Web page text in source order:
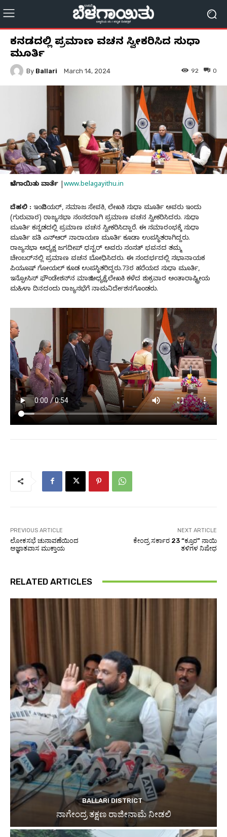
ಕನ್ನಡದಲ್ಲಿ ಪ್ರಮಾಣ ವಚನ ಸ್ವೀಕರಿಸಿದ ಸುಧಾ
ಮೂರ್ತಿ
By Ballari March 14, 2024 0
92
ಬೆಳಗಾಯಿತು ವಾರ್ತೆ www.belagayithu.in
ದೆಹಲಿ : ಇಂಜಿನಿಯರ್, ಸಮಾಜ ಸೇವಕಿ, ಲೇಖಕಿ ಸುಧಾ ಮೂರ್ತಿ ಅವರು ಇಂದು
(ಗುರುವಾರ) ರಾಜ್ಯಸಭಾ ಸಂಸದರಾಗಿ ಪ್ರಮಾಣ ವಚನ ಸ್ವೀಕರಿಸಿದರು. ಸುಧಾ
ಮೂರ್ತಿ ಕನ್ನಡದಲ್ಲಿ ಪ್ರಮಾಣ ವಚನ ಸ್ವೀಕರಿಸಿದ್ದಾರೆ. ಈ ಸಮಾರಂಭಕ್ಕೆ ಸುಧಾ
ಮೂರ್ತಿ ಪತಿ ಎನ್‌ಆರ್ ನಾರಾಯಣ ಮೂರ್ತಿ ಕೂಡಾ ಉಪಸ್ಥಿತರಾಗಿದ್ದರು.
ರಾಜ್ಯಸಭಾ ಅಧ್ಯಕ್ಷ ಜಗದೀಪ್ ಧನ್ಖರ್ ಅವರು ಸಂಸತ್ ಭವನದ ತಮ್ಮ
ಚೇಂಬರ್‌ನಲ್ಲಿ ಪ್ರಮಾಣ ವಚನ ಬೋಧಿಸಿದರು. ಈ ಸಂದರ್ಭದಲ್ಲಿ ಸಭಾನಾಯಕ
ಪಿಯೂಷ್ ಗೋಯಲ್ ಕೂಡ ಉಪಸ್ಥಿತರಿದ್ದರು.73ರ ಹರೆಯದ ಸುಧಾ ಮೂರ್ತಿ,
ಇನ್ಫೋಸಿಸ್ ಫೌಂಡೇಶನ್‌ನ ಮಾಜಿ ಅಧ್ಯಕ್ಷೆ,ಲೇಖಕಿ ಕಳೆದ ಶುಕ್ರವಾರ ಅಂತಾರಾಷ್ಟ್ರೀಯ
ಮಹಿಳಾ ದಿನದಂದು ರಾಜ್ಯಸಭೆಗೆ ನಾಮನಿರ್ದೇಶನಗೊಂಡರು.
PREVIOUS ARTICLE
ಲೋಕಸಭೆ ಚುನಾವಣೆಯಿಂದ
ಅಜ್ಞಾತವಾಸ ಮುಕ್ತಾಯ
NEXT ARTICLE
ಕೇಂದ್ರ ಸರ್ಕಾರ 23 “ಕ್ರೂರ” ನಾಯಿ
ತಳಿಗಳ ನಿಷೇಧ
RELATED ARTICLES
BALLARI DISTRICT
ನಾಗೇಂದ್ರ ತಕ್ಷಣ ರಾಜೀನಾಮೆ ನೀಡಲಿ